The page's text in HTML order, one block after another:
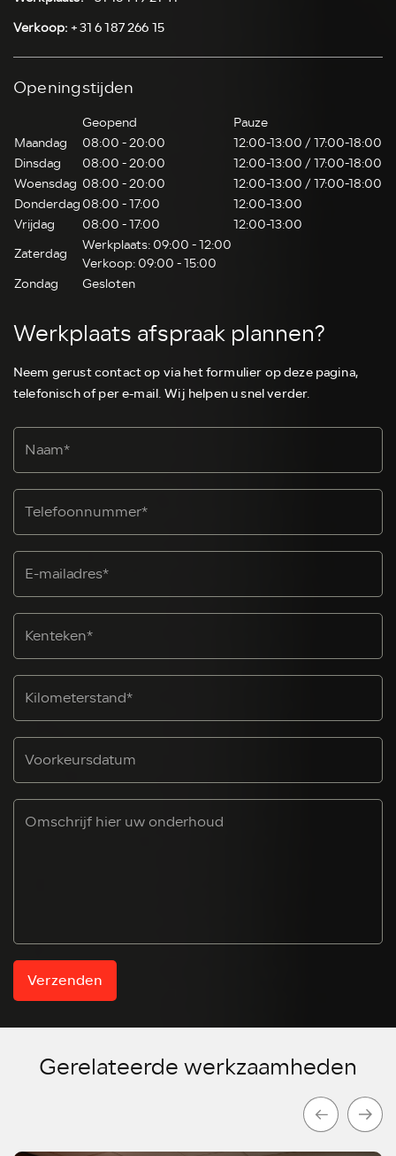
Verkoop:+31 6 187 266 15
Openingstijden
Geopend
Pauze
Maandag
08:00 - 20:00
12:00-13:00 / 17:00-18:00
Dinsdag
08:00 - 20:00
12:00-13:00 / 17:00-18:00
Woensdag 08:00 - 20:00
12:00-13:00 / 17:00-18:00
Donderdag08:00 - 17:00
12:00-13:00
Vrijdag
08:00 - 17:00
12:00-13:00
Zaterdag
Werkplaats: 09:00 - 12:00
Verkoop: 09:00 - 15:00
Zondag
Gesloten
Werkplaats afspraak plannen?
Neem gerust contact op via het formulier op deze pagina,
telefonisch of per e-mail. Wij helpen u snel verder.
Verzenden
Gerelateerde werkzaamheden